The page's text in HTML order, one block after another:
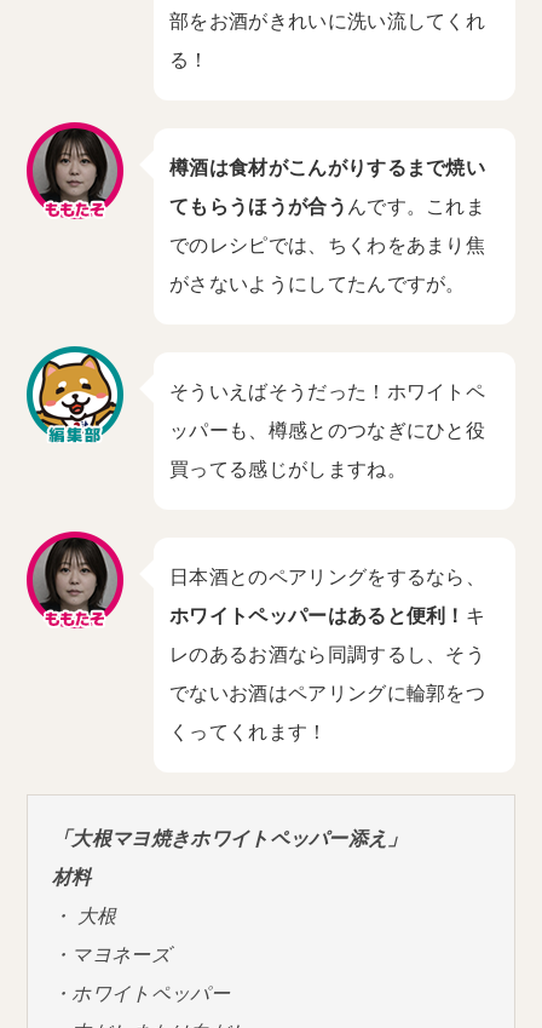
部をお酒がきれいに洗い流してくれ
る！
樽酒は食材がこんがりするまで焼い
てもらうほうが合う んです。これま
でのレシピでは、ちくわをあまり焦
がさないようにしてたんですが。
そういえばそうだった！ホワイトペ
ッパーも、樽感とのつなぎにひと役
買ってる感じがしますね。
日本酒とのペアリングをするなら、
ホワイトペッパーはあると便利！ キ
レのあるお酒なら同調するし、そう
でないお酒はペアリングに輪郭をつ
くってくれます！
「大根マヨ焼きホワイトペッパー添え」
材料
・ 大根
・マヨネーズ
・ホワイトペッパー